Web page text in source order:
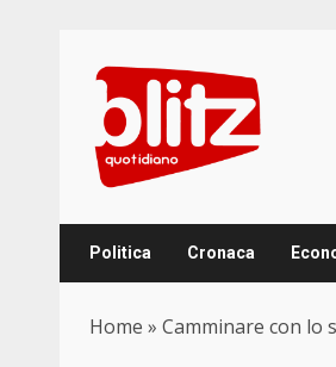
content
Politica Cronaca
Home » Camminare con lo